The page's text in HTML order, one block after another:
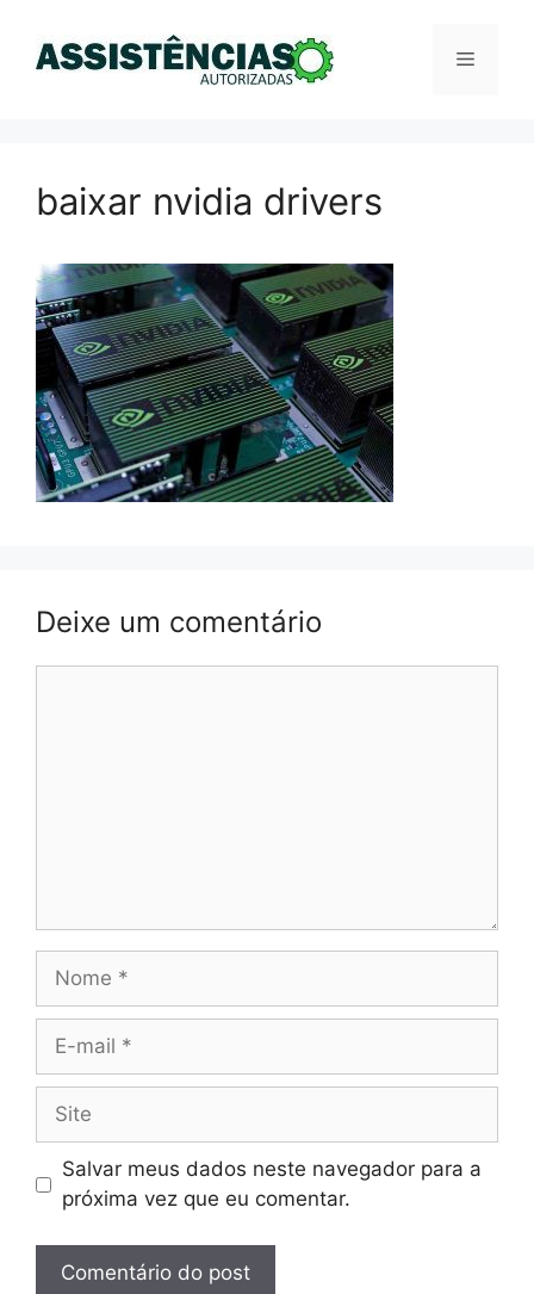
Menu
baixar nvidia drivers
Deixe um comentário
Nome
Site
Salvar meus dados neste navegador para a
próxima vez que eu comentar.